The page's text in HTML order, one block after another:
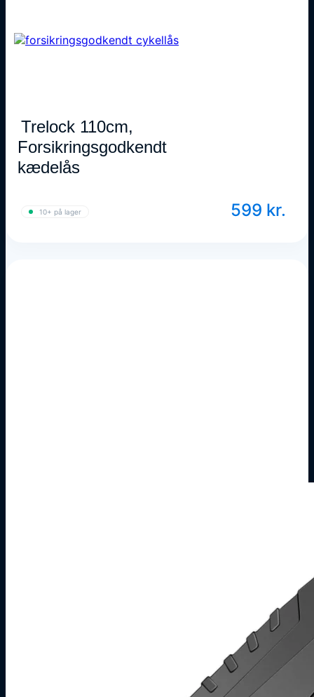
Trelock 110cm,
Forsikringsgodkendt
kædelås
599 kr.
10+ på lager